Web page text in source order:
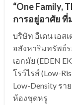
“One Family,
การอยู่อาศัย
บริษัท อีเดน เอส
อสังหาริมทรัพย์
เอกมัย (EDEN
โรว์ไรส์ (Low-
Low-Density ร
ห้องชุดหรู